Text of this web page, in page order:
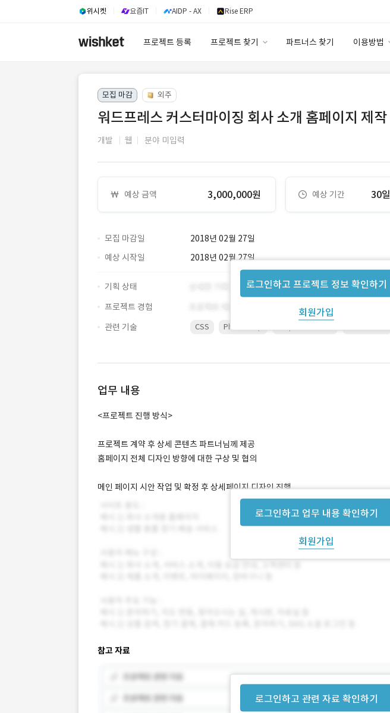
위시켓 요즘IT AIDP - AX Rise ERP
프로젝트 등록 프로젝트 찾기 파트너스 찾기 이용방법
이용요금
고객센터
모집 마감 외주
워드프레스 커스터마이징 회사 소개 홈페이지 제작
개발 웹 분야 미입력
예상 금액 3,000,000원 예상 기간 30일
모집 마감일 2018년 02월 27일
로그인하고 프로젝트 정보 확인하기
회원가입
예상 시작일 2018년 02월 27일
기획 상태
프로젝트 경험
관련 기술
CSS Photoshop
업무 내용
로그인하고 업무 내용 확인하기
회원가입
<프로젝트 진행 방식>
프로젝트 계약 후 상세 콘텐츠 파트너님께 제공
홈페이지 전체 디자인 방향에 대한 구상 및 협의
메인 페이지 시안 작업 및 확정 후 상세페이지 디자인 진행
참고 자료
로그인하고 관련 자료 확인하기